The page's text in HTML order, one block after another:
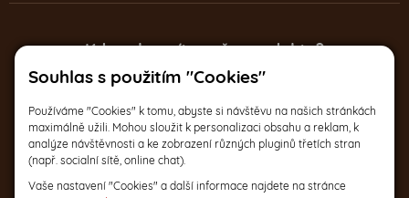
Souhlas s použitím "Cookies"
Používáme "Cookies" k tomu, abyste si návštěvu na našich stránkách
maximálně užili. Mohou sloužit k personalizaci obsahu a reklam, k
analýze návštěvnosti a ke zobrazení různých pluginů třetích stran
(např. socialní sítě, online chat).
Vaše nastavení "Cookies" a další informace najdete na stránce
Kde zakoupíte naše produkty?
Po-Pá 9:30 – 17:30
a na dalších